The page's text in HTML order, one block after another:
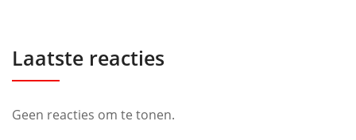
Laatste reacties
Geen reacties om te tonen.